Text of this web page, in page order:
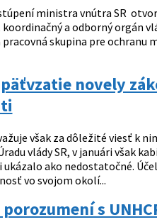
ministra vnútra SR
a odborný orgán
skupina pre ochranu
novely
však za dôležité viesť k
vlády SR, v januári však
ako nedostatočné.
vo svojom okolí...
s